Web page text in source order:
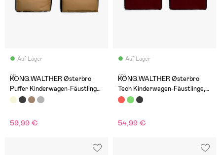
Auf Lager
(1)
KONG.WALTHER Østerbro
Puffer Kinderwagen-Fäustlinge,
Creme
59,99 €
Auf Lager
(0)
KONG.WALTHER Østerbro
Tech Kinderwagen-Fäustlinge,
Bordeaux
54,99 €